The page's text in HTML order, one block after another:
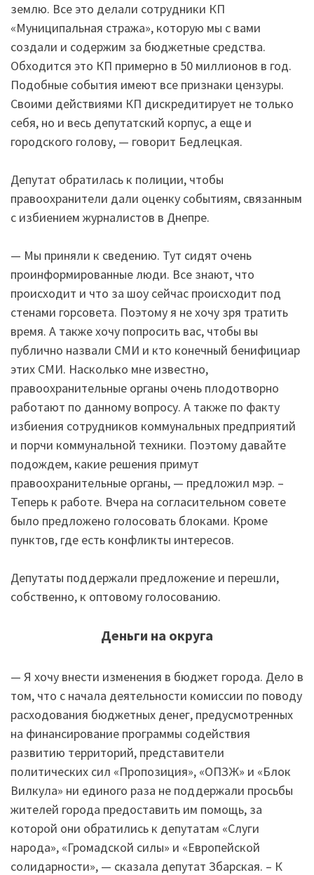
землю. Все это делали сотрудники КП
«Муниципальная стража», которую мы с вами
создали и содержим за бюджетные средства.
Обходится это КП примерно в 50 миллионов в год.
Подобные события имеют все признаки цензуры.
Своими действиями КП дискредитирует не только
себя, но и весь депутатский корпус, а еще и
городского голову, — говорит Бедлецкая.
Депутат обратилась к полиции, чтобы
правоохранители дали оценку событиям, связанным
с избиением журналистов в Днепре.
— Мы приняли к сведению. Тут сидят очень
проинформированные люди. Все знают, что
происходит и что за шоу сейчас происходит под
стенами горсовета. Поэтому я не хочу зря тратить
время. А также хочу попросить вас, чтобы вы
публично назвали СМИ и кто конечный бенифициар
этих СМИ. Насколько мне известно,
правоохранительные органы очень плодотворно
работают по данному вопросу. А также по факту
избиения сотрудников коммунальных предприятий
и порчи коммунальной техники. Поэтому давайте
подождем, какие решения примут
правоохранительные органы, — предложил мэр. –
Теперь к работе. Вчера на согласительном совете
было предложено голосовать блоками. Кроме
пунктов, где есть конфликты интересов.
Депутаты поддержали предложение и перешли,
собственно, к оптовому голосованию.
Деньги на округа
— Я хочу внести изменения в бюджет города. Дело в
том, что с начала деятельности комиссии по поводу
расходования бюджетных денег, предусмотренных
на финансирование программы содействия
развитию территорий, представители
политических сил «Пропозиция», «ОПЗЖ» и «Блок
Вилкула» ни единого раза не поддержали просьбы
жителей города предоставить им помощь, за
которой они обратились к депутатам «Слуги
народа», «Громадской силы» и «Европейской
солидарности», — сказала депутат Збарская. – К